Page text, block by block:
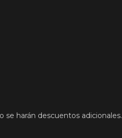
harán descuentos adicionales.